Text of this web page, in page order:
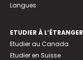
Langues
ETUDIER À L’ÉTRANGER
Etudier au Canada
Etudier en Suisse